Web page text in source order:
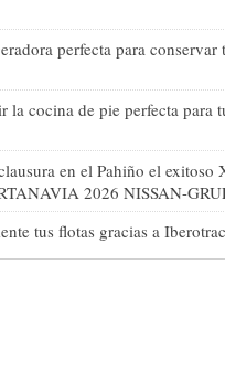
perfecta para conservar
la cocina de pie perfecta para
en el Pahiño el exitoso
2026 NISSAN-
tus flotas gracias a